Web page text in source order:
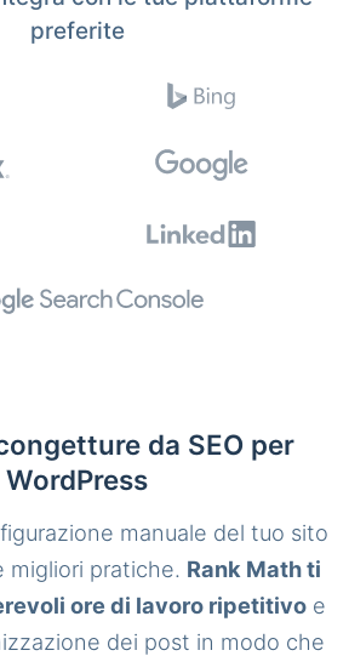
preferite
da SEO per
WordPress
manuale del tuo sito
migliori pratiche. Rank Math ti
ore di lavoro ripetitivoe
dei post in modo che